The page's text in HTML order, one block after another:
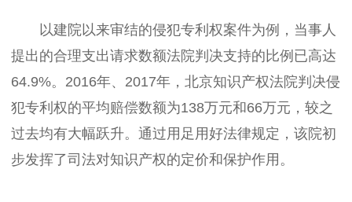
以建院以来审结的侵犯专利权案件为例，当事人
提出的合理支出请求数额法院判决支持的比例已高达
64.9%。2016年、2017年，北京知识产权法院判决侵
犯专利权的平均赔偿数额为138万元和66万元，较之
过去均有大幅跃升。通过用足用好法律规定，该院初
步发挥了司法对知识产权的定价和保护作用。